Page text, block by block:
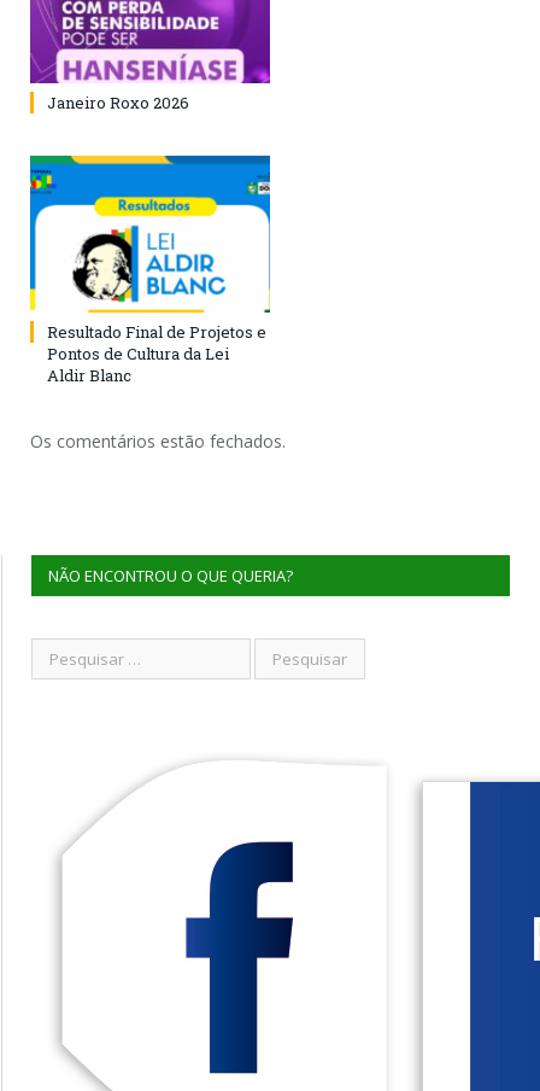
Janeiro Roxo 2026
Resultado Final de Projetos e
Pontos de Cultura da Lei
Aldir Blanc
Os comentários estão fechados.
NÃO ENCONTROU O QUE QUERIA?